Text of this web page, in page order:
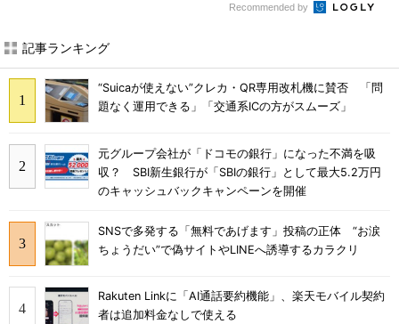
Recommended by
記事ランキング
“Suicaが使えない”クレカ・QR専用改札機に賛否 「問
題なく運用できる」「交通系ICの方がスムーズ」
元グループ会社が「ドコモの銀行」になった不満を吸
収？ SBI新生銀行が「SBIの銀行」として最大5.2万円
のキャッシュバックキャンペーンを開催
SNSで多発する「無料であげます」投稿の正体 “お涙
ちょうだい”で偽サイトやLINEへ誘導するカラクリ
Rakuten Linkに「AI通話要約機能」、楽天モバイル契約
者は追加料金なしで使える